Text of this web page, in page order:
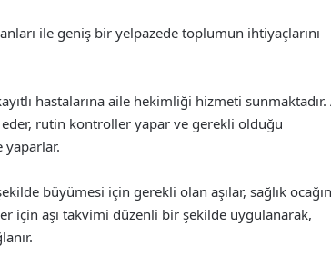
ile geniş bir yelpazede toplumun ihtiyaçlarını
hastalarına aile hekimliği hizmeti
rutin kontroller yapar ve gerekli olduğu
büyümesi için gerekli olan aşılar, sağlık
için aşı takvimi düzenli bir şekilde uygulanarak,